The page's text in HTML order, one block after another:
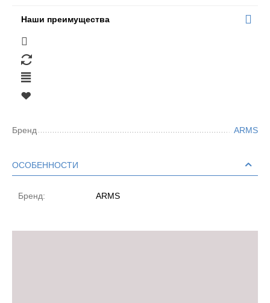
Наши преимущества
Бренд ARMS
ОСОБЕННОСТИ
Бренд: ARMS